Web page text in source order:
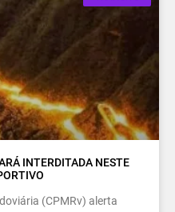
INTERDITADA NESTE
(CPMRv) alerta